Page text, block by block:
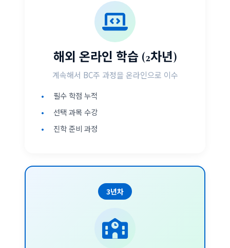
해외 온라인 학습 (2차년)
계속해서 BC주 과정을 온라인으로 이수
필수 학점 누적
선택 과목 수강
진학 준비 과정
3년차